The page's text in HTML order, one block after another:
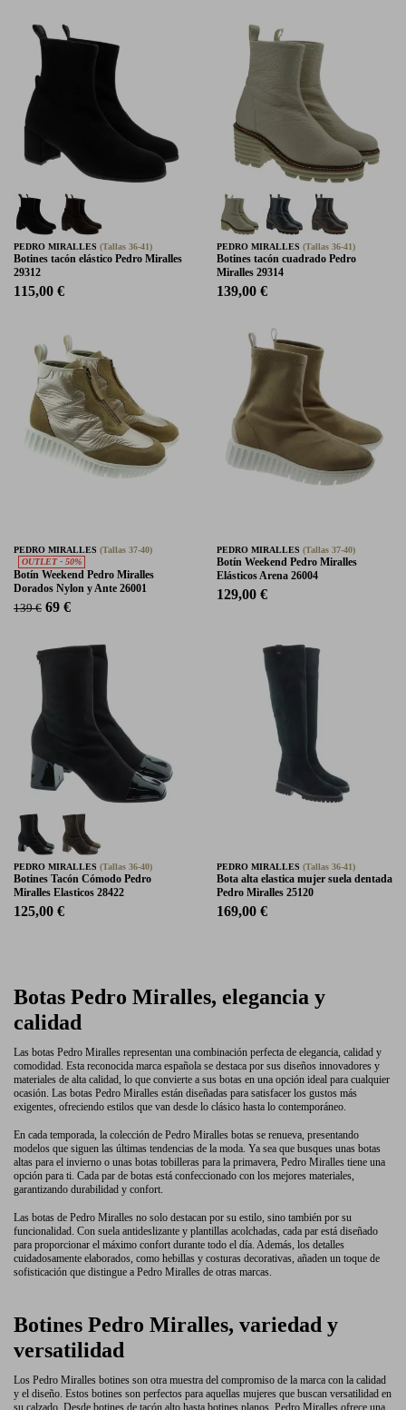
PEDRO MIRALLES (Tallas 36-41)
Botines tacón elástico Pedro Miralles
29312
115,00 €
PEDRO MIRALLES (Tallas 36-41)
Botines tacón cuadrado Pedro
Miralles 29314
139,00 €
PEDRO MIRALLES (Tallas 37-40)
OUTLET - 50%
Botín Weekend Pedro Miralles
Dorados Nylon y Ante 26001
139 € 69 €
PEDRO MIRALLES (Tallas 37-40)
Botín Weekend Pedro Miralles
Elásticos Arena 26004
129,00 €
PEDRO MIRALLES (Tallas 36-40)
Botines Tacón Cómodo Pedro
Miralles Elasticos 28422
125,00 €
PEDRO MIRALLES (Tallas 36-41)
Bota alta elastica mujer suela dentada
Pedro Miralles 25120
169,00 €
Botas Pedro Miralles, elegancia y
calidad
Las botas Pedro Miralles representan una combinación perfecta de elegancia, calidad y
comodidad. Esta reconocida marca española se destaca por sus diseños innovadores y
materiales de alta calidad, lo que convierte a sus botas en una opción ideal para cualquier
ocasión. Las botas Pedro Miralles están diseñadas para satisfacer los gustos más
exigentes, ofreciendo estilos que van desde lo clásico hasta lo contemporáneo.
En cada temporada, la colección de Pedro Miralles botas se renueva, presentando
modelos que siguen las últimas tendencias de la moda. Ya sea que busques unas botas
altas para el invierno o unas botas tobilleras para la primavera, Pedro Miralles tiene una
opción para ti. Cada par de botas está confeccionado con los mejores materiales,
garantizando durabilidad y confort.
Las botas de Pedro Miralles no solo destacan por su estilo, sino también por su
funcionalidad. Con suela antideslizante y plantillas acolchadas, cada par está diseñado
para proporcionar el máximo confort durante todo el día. Además, los detalles
cuidadosamente elaborados, como hebillas y costuras decorativas, añaden un toque de
sofisticación que distingue a Pedro Miralles de otras marcas.
Botines Pedro Miralles, variedad y
versatilidad
Los Pedro Miralles botines son otra muestra del compromiso de la marca con la calidad
y el diseño. Estos botines son perfectos para aquellas mujeres que buscan versatilidad en
su calzado. Desde botines de tacón alto hasta botines planos, Pedro Miralles ofrece una